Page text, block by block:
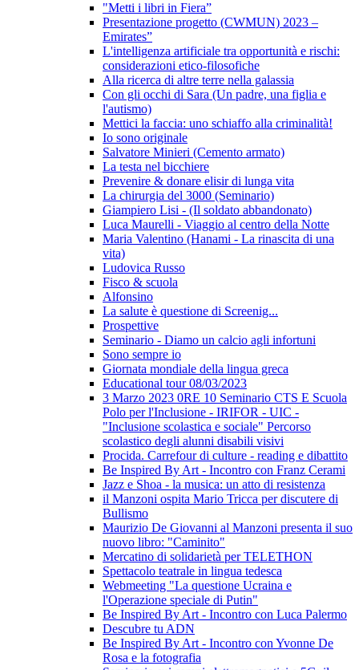
"Metti i libri in Fiera”
Presentazione progetto (CWMUN) 2023 –
Emirates”
L'intelligenza artificiale tra opportunità e rischi:
considerazioni etico-filosofiche
Alla ricerca di altre terre nella galassia
Con gli occhi di Sara (Un padre, una figlia e
l'autismo)
Mettici la faccia: uno schiaffo alla criminalità!
Io sono originale
Salvatore Minieri (Cemento armato)
La testa nel bicchiere
Prevenire & donare elisir di lunga vita
La chirurgia del 3000 (Seminario)
Giampiero Lisi - (Il soldato abbandonato)
Luca Maurelli - Viaggio al centro della Notte
Maria Valentino (Hanami - La rinascita di una
vita)
Ludovica Russo
Fisco & scuola
Alfonsino
La salute è questione di Screenig...
Prospettive
Seminario - Diamo un calcio agli infortuni
Sono sempre io
Giornata mondiale della lingua greca
Educational tour 08/03/2023
3 Marzo 2023 0RE 10 Seminario CTS E Scuola
Polo per l'Inclusione - IRIFOR - UIC -
"Inclusione scolastica e sociale" Percorso
scolastico degli alunni disabili visivi
Procida. Carrefour di culture - reading e dibattito
Be Inspired By Art - Incontro con Franz Cerami
Jazz e Shoa - la musica: un atto di resistenza
il Manzoni ospita Mario Tricca per discutere di
Bullismo
Maurizio De Giovanni al Manzoni presenta il suo
nuovo libro: "Caminito"
Mercatino di solidarietà per TELETHON
Spettacolo teatrale in lingua tedesca
Webmeeting "La questione Ucraina e
l'Operazione speciale di Putin"
Be Inspired By Art - Incontro con Luca Palermo
Descubre tu ADN
Be Inspired By Art - Incontro con Yvonne De
Rosa e la fotografia